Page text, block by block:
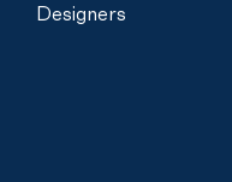
Designers